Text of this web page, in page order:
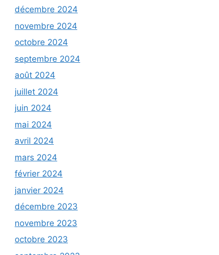
décembre 2024
novembre 2024
octobre 2024
septembre 2024
août 2024
juillet 2024
juin 2024
mai 2024
avril 2024
mars 2024
février 2024
janvier 2024
décembre 2023
novembre 2023
octobre 2023